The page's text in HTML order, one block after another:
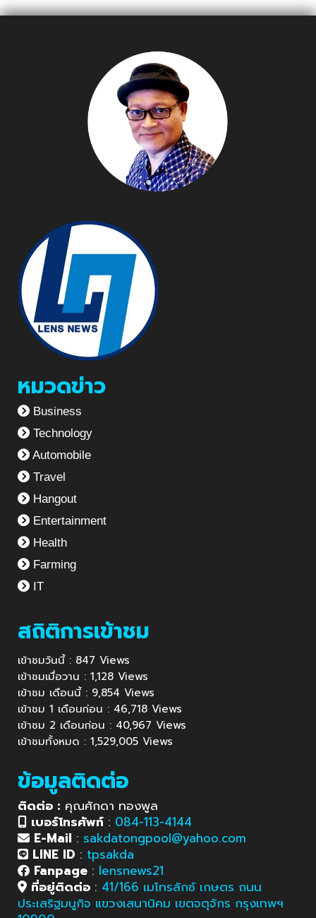
จากเวทีระดับโลก ICIAP
หมวดข่าว
Business
Technology
Automobile
Travel
Hangout
Entertainment
Health
Farming
IT
สถิติการเข้าชม
เข้าชมวันนี้ : 847 Views
เข้าชมเมื่อวาน : 1,128 Views
เข้าชม เดือนนี้ : 9,854 Views
เข้าชม 1 เดือนก่อน : 46,718 Views
เข้าชม 2 เดือนก่อน : 40,967 Views
เข้าชมทั้งหมด : 1,529,005 Views
ข้อมูลติดต่อ
ติดต่อ : คุณศักดา ทองพูล
เบอร์โทรศัพท์ : 084-113-4144
E-Mail : sakdatongpool@yahoo.com
LINE ID : tpsakda
Fanpage : lensnews21
ที่อยู่ติดต่อ : 41/166 เมโทรลักซ์ เกษตร ถนน
ประเสริฐมนูกิจ แขวงเสนานิคม เขตจตุจักร กรุงเทพฯ